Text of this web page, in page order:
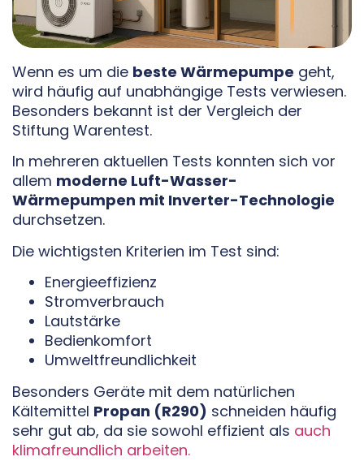
Wenn es um die beste Wärmepumpe geht,
wird häufig auf unabhängige Tests verwiesen.
Besonders bekannt ist der Vergleich der
Stiftung Warentest.
In mehreren aktuellen Tests konnten sich vor
allem moderne Luft-Wasser-
Wärmepumpen mit Inverter-Technologie
durchsetzen.
Die wichtigsten Kriterien im Test sind:
Energieeffizienz
Stromverbrauch
Lautstärke
Bedienkomfort
Umweltfreundlichkeit
Besonders Geräte mit dem natürlichen
Kältemittel Propan (R290) schneiden häufig
sehr gut ab, da sie sowohl effizient als auch
klimafreundlich arbeiten.